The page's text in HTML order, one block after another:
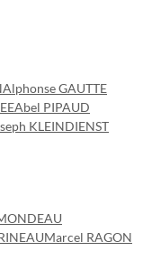
Alphonse GAUTTE
Abel PIPAUD
KLEINDIENST
Marcel RAGON